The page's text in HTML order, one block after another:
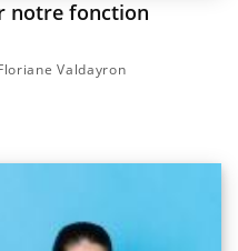
notre fonction
Valdayron